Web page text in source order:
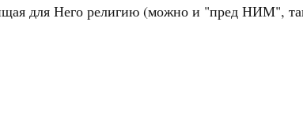
для Него религию (можно и "пред НИМ",